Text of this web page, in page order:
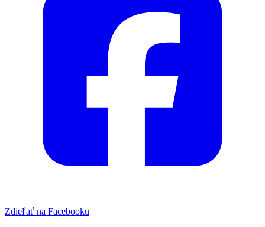
Zdieľať na Facebooku